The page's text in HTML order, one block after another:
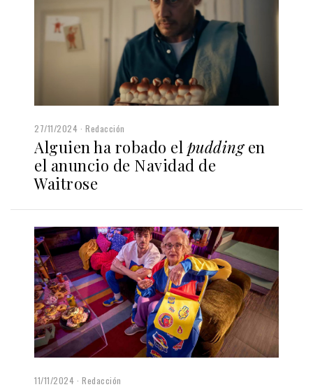
27/11/2024 Redacción
Alguien ha robado el puddingen
el anuncio de Navidad de
Waitrose
11/11/2024 Redacción